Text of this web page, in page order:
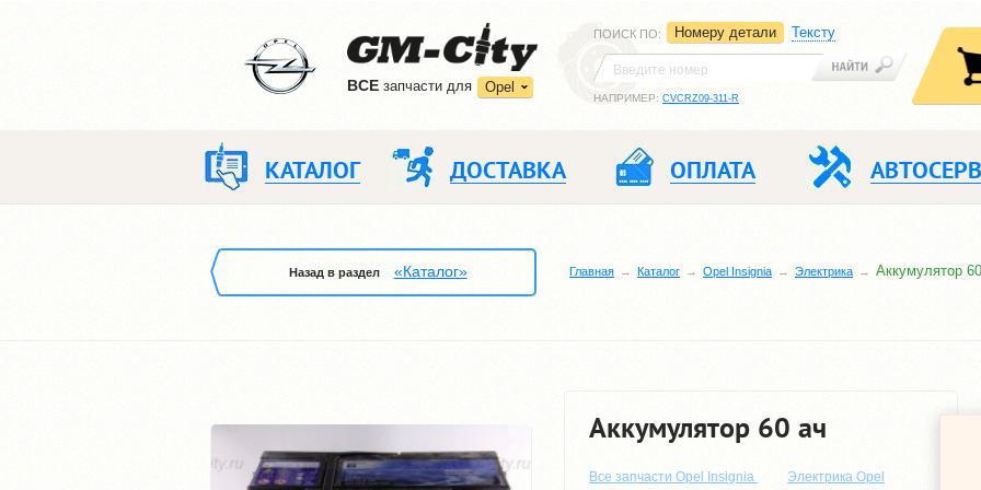
ВCE запчасти для Opel
ПОИСК ПО: Номеру детали Тексту
НАПРИМЕР: CVCRZ09-311-R
КАТАЛОГ ДОСТАВКА ОПЛАТА
Назад в раздел «Каталог» Главная Каталог Opel Insignia Электрика Аккумулятор
Аккумулятор 60 ач
Все запчасти Opel Insignia
Электрика Opel